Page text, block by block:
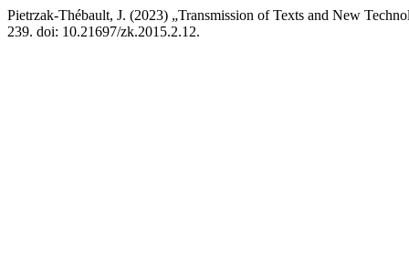
Pietrzak-Thébault, J. (2023) „Transmission of Texts and New
239. doi: 10.21697/zk.2015.2.12.